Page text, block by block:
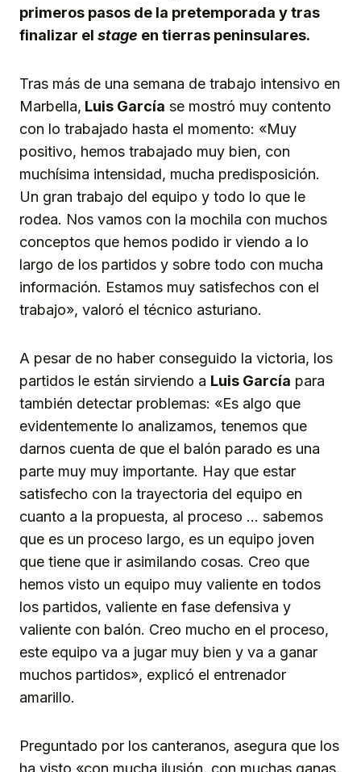
primeros pasos de la pretemporada y tras
finalizar el stage en tierras peninsulares.
Tras más de una semana de trabajo intensivo en
Marbella, Luis García se mostró muy contento
con lo trabajado hasta el momento: «Muy
positivo, hemos trabajado muy bien, con
muchísima intensidad, mucha predisposición.
Un gran trabajo del equipo y todo lo que le
rodea. Nos vamos con la mochila con muchos
conceptos que hemos podido ir viendo a lo
largo de los partidos y sobre todo con mucha
información. Estamos muy satisfechos con el
trabajo», valoró el técnico asturiano.
A pesar de no haber conseguido la victoria, los
partidos le están sirviendo a Luis García para
también detectar problemas: «Es algo que
evidentemente lo analizamos, tenemos que
darnos cuenta de que el balón parado es una
parte muy muy importante. Hay que estar
satisfecho con la trayectoria del equipo en
cuanto a la propuesta, al proceso … sabemos
que es un proceso largo, es un equipo joven
que tiene que ir asimilando cosas. Creo que
hemos visto un equipo muy valiente en todos
los partidos, valiente en fase defensiva y
valiente con balón. Creo mucho en el proceso,
este equipo va a jugar muy bien y va a ganar
muchos partidos», explicó el entrenador
amarillo.
Preguntado por los canteranos, asegura que los
ha visto «con mucha ilusión, con muchas ganas,